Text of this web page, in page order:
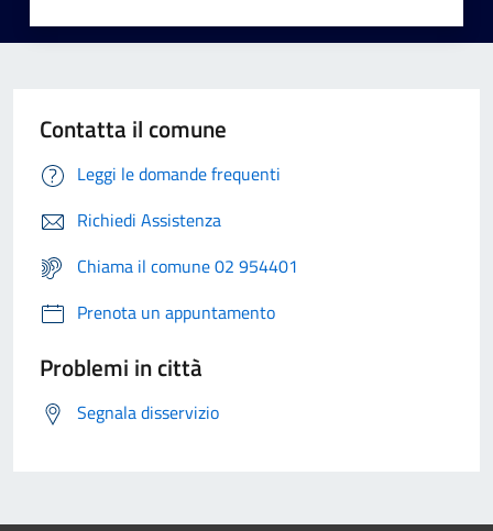
Contatta il comune
Leggi le domande frequenti
Richiedi Assistenza
Chiama il comune 02 954401
Prenota un appuntamento
Problemi in città
Segnala disservizio